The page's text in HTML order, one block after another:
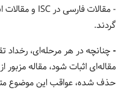
گردند.
-چنانچه در هر مرحله‌ای، رخداد
مقاله‌ای اثبات شود، مقاله
حذف شده، عواقب این موضوع